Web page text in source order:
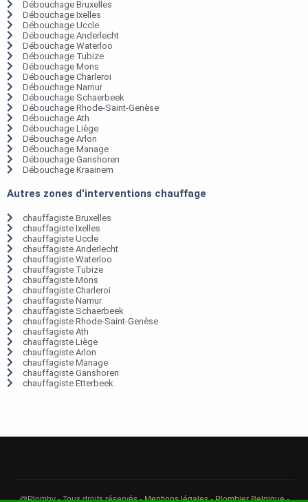
Débouchage Bruxelles
Débouchage Ixelles
Débouchage Uccle
Débouchage Anderlecht
Débouchage Waterloo
Débouchage Tubize
Débouchage Mons
Débouchage Charleroi
Débouchage Namur
Débouchage Schaerbeek
Débouchage Rhode-Saint-Genèse
Débouchage Ath
Débouchage Liège
Débouchage Arlon
Débouchage Manage
Débouchage Ganshoren
Débouchage Kraainem
Autres zones d'interventions chauffage
chauffagiste Bruxelles
chauffagiste Ixelles
chauffagiste Uccle
chauffagiste Anderlecht
chauffagiste Waterloo
chauffagiste Tubize
chauffagiste Mons
chauffagiste Charleroi
chauffagiste Namur
chauffagiste Schaerbeek
chauffagiste Rhode-Saint-Genèse
chauffagiste Ath
chauffagiste Liège
chauffagiste Arlon
chauffagiste Manage
chauffagiste Ganshoren
chauffagiste Etterbeek
@Plomby - Tous droits réservés -Mentions légales-Plombier Belgique-